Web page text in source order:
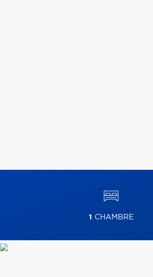
1 CHAMBRE